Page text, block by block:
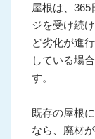
屋根は、
ジを受け続
ど劣化が進
している場
す。
既存の屋根
なら、廃材